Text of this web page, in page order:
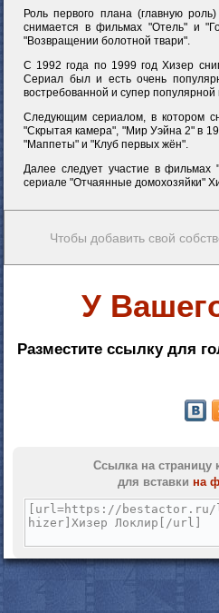
Роль первого плана (главную
снимается в фильмах "Отель" и
"Возвращении болотной твари".
С 1992 года по 1999 год Хизер
Сериал был и есть очень
востребованной и супер
Следующим сериалом, в котором
"Скрытая камера", "Мир Уэйна 2" в
"Маппеты" и "Клуб первых жён".
Далее следует участие в
сериале "Отчаянные домохозяйки"
Чтобы добавить свой
У
Разместите ссылку для
Ссылка на страницу
для вставки на